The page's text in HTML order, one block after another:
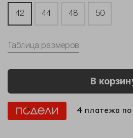
Таблица размеров
В
4 платежа
42 44 48 50